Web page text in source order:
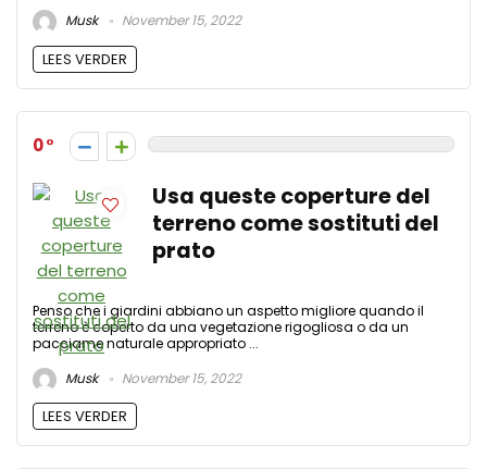
Musk
November 15, 2022
LEES VERDER
0
Usa queste coperture del
terreno come sostituti del
prato
Penso che i giardini abbiano un aspetto migliore quando il
terreno è coperto da una vegetazione rigogliosa o da un
pacciame naturale appropriato ...
Musk
November 15, 2022
LEES VERDER